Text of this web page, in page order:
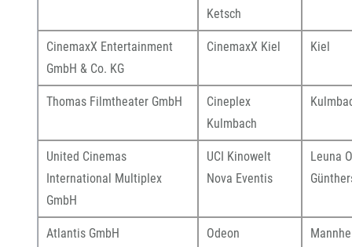
Ketsch
CinemaxX Entertainment
GmbH & Co. KG
CinemaxX Kiel Kiel
Thomas Filmtheater GmbH
Cineplex
Kulmbach
United Cinemas
International Multiplex
GmbH
UCI Kinowelt
Nova Eventis
Leuna
Atlantis GmbH Odeon